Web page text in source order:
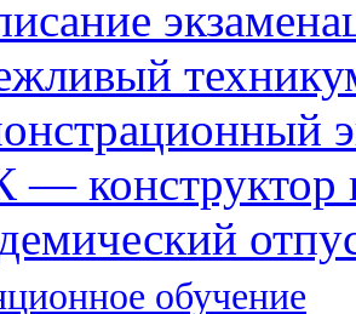
конструктор
обучение